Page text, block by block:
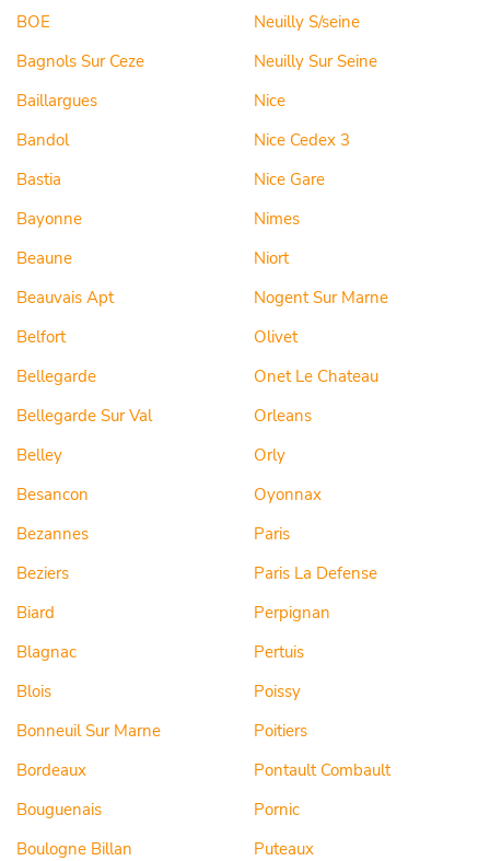
BOE
Bagnols Sur Ceze
Baillargues
Bandol
Bastia
Bayonne
Beaune
Beauvais Apt
Belfort
Bellegarde
Bellegarde Sur Val
Belley
Besancon
Bezannes
Beziers
Biard
Blagnac
Blois
Bonneuil Sur Marne
Bordeaux
Bouguenais
Boulogne Billan
Neuilly S/seine
Neuilly Sur Seine
Nice
Nice Cedex 3
Nice Gare
Nimes
Niort
Nogent Sur Marne
Olivet
Onet Le Chateau
Orleans
Orly
Oyonnax
Paris
Paris La Defense
Perpignan
Pertuis
Poissy
Poitiers
Pontault Combault
Pornic
Puteaux